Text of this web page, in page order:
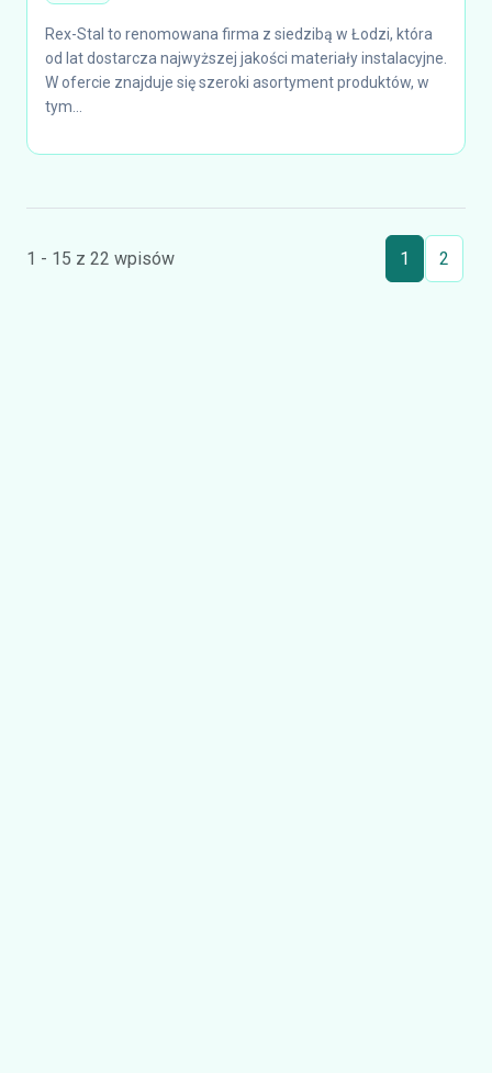
Rex-Stal to renomowana firma z siedzibą w Łodzi, która
od lat dostarcza najwyższej jakości materiały instalacyjne.
W ofercie znajduje się szeroki asortyment produktów, w
tym...
1 - 15 z 22 wpisów 1 2